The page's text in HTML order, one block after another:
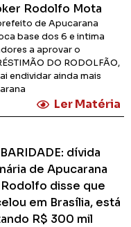
Rodolfo Mota
de Apucarana
base dos 6 e intima
a aprovar o
DO RODOLFÃO,
endividar ainda mais
Ler Matéria
dívida
de Apucarana
disse que
em Brasília, está
R$ 300 mil